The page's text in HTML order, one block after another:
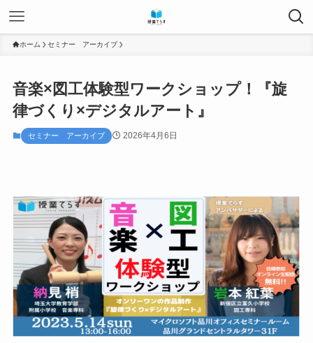
ホーム セミナー アーカイブ
音楽×図工体験型ワークショップ！『旋
律づくり×デジタルアート』
セミナー アーカイブ 2026年4月6日